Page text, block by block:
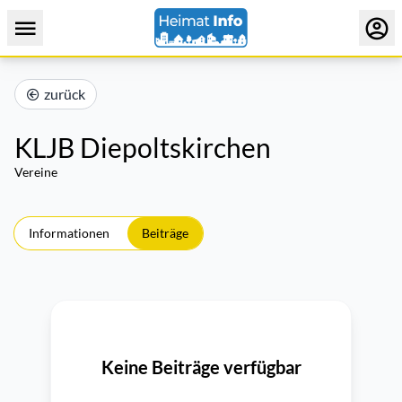
zurück
KLJB Diepoltskirchen
Vereine
Informationen Beiträge
Keine Beiträge verfügbar